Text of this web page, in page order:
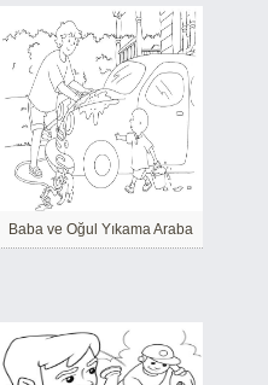
Baba ve Oğul Yıkama Araba